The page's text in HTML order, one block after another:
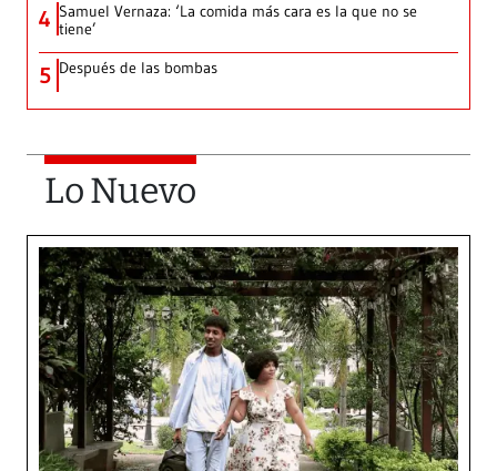
4 Samuel Vernaza: ‘La comida más cara es la que no se
tiene’
5 Después de las bombas
Lo Nuevo